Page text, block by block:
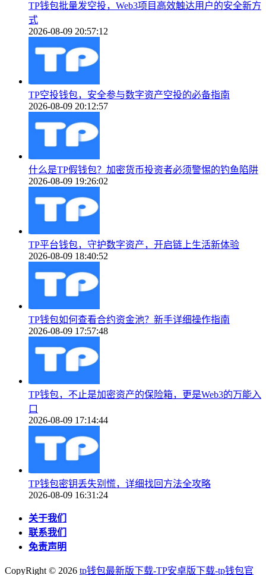
TP钱包批量发空投，Web3项目高效触达用户的安全新方
式
2026-08-09 20:57:12
TP空投钱包，安全参与数字资产空投的必备指南
2026-08-09 20:12:57
什么是TP假钱包？加密货币投资者必须警惕的钓鱼陷阱
2026-08-09 19:26:02
TP平台钱包，守护数字资产，开启链上生活新体验
2026-08-09 18:40:52
TP钱包如何查看合约资金池？新手详细操作指南
2026-08-09 17:57:48
TP钱包，不止是加密资产的保险箱，更是Web3的万能入
口
2026-08-09 17:14:44
TP钱包密钥丢失别慌，详细找回方法全攻略
2026-08-09 16:31:24
关于我们
联系我们
免责声明
CopyRight © 2026 tp钱包最新版下载-TP安卓版下载-tp钱包官